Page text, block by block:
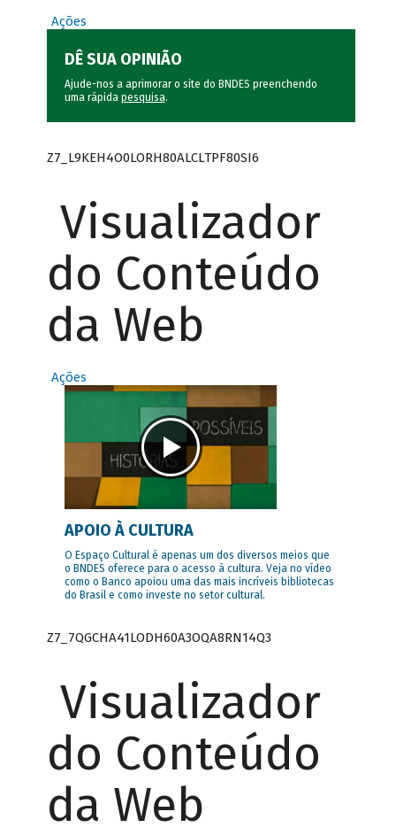
Ações
DÊ SUA OPINIÃO
Ajude-nos a aprimorar o site do BNDES preenchendo
uma rápida pesquisa.
Z7_L9KEH4O0LORH80ALCLTPF80SI6
Visualizador
do Conteúdo
da Web
Ações
APOIO À CULTURA
O Espaço Cultural é apenas um dos diversos meios que
o BNDES oferece para o acesso à cultura. Veja no vídeo
como o Banco apoiou uma das mais incríveis bibliotecas
do Brasil e como investe no setor cultural.
Z7_7QGCHA41LODH60A3OQA8RN14Q3
Visualizador
do Conteúdo
da Web